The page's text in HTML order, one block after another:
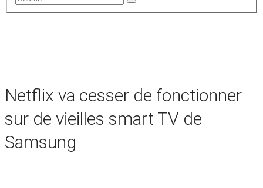
Netflix va cesser de fonctionner
sur de vieilles smart TV de
Samsung